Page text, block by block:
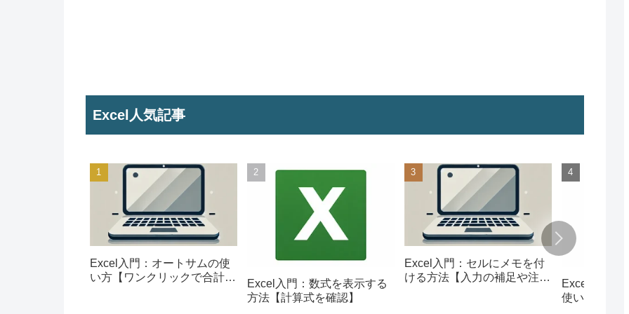
Excel人気記事
Excel入門：オートサムの使
い方【ワンクリックで合計を
Excel入門：数式を表示する
方法【計算式を確認】
Excel入門：セルにメモを付
ける方法【入力の補足や注意
Excel入門：
使い方まと